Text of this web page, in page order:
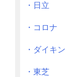
・日立
・コロナ
・ダイキン
・東芝